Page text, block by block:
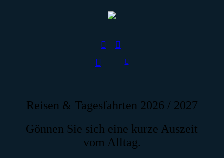
Reisen & Tagesfahrten 2026 / 2027
Gönnen Sie sich eine kurze Auszeit
vom Alltag.